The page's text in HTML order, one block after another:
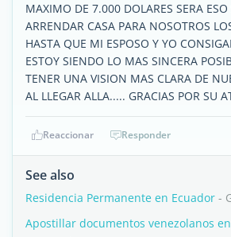
MAXIMO DE 7.000 DOLARES SERA ESO
ARRENDAR CASA PARA NOSOTROS
HASTA QUE MI ESPOSO Y YO
ESTOY SIENDO LO MAS SINCERA
TENER UNA VISION MAS CLARA DE
AL LLEGAR ALLA..... GRACIAS POR SU
Reaccionar Responder
See also
Residencia Permanente en Ecuador -
Apostillar documentos venezolanos